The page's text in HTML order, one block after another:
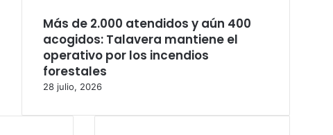
Más de 2.000 atendidos y aún 400
acogidos: Talavera mantiene el
operativo por los incendios
forestales
28 julio, 2026